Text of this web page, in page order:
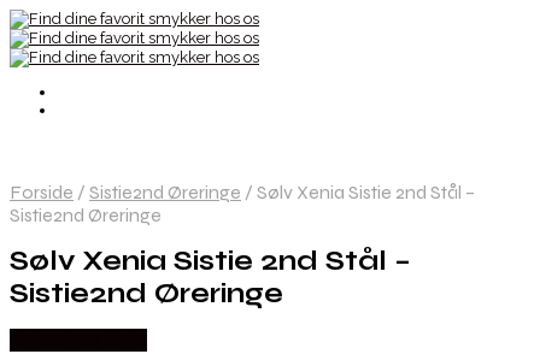
Forside / Sistie2nd Øreringe / Sølv Xenia Sistie 2nd Stål –
Sistie2nd Øreringe
Sølv Xenia Sistie 2nd Stål –
Sistie2nd Øreringe